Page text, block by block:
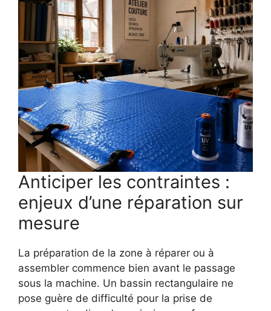
Anticiper les contraintes :
enjeux d’une réparation sur
mesure
La préparation de la zone à réparer ou à
assembler commence bien avant le passage
sous la machine. Un bassin rectangulaire ne
pose guère de difficulté pour la prise de